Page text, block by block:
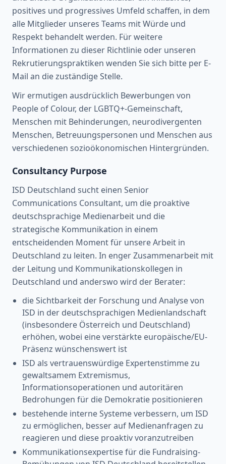
positives und progressives Umfeld schaffen, in dem
alle Mitglieder unseres Teams mit Würde und
Respekt behandelt werden. Für weitere
Informationen zu dieser Richtlinie oder unseren
Rekrutierungspraktiken wenden Sie sich bitte per E-
Mail an die zuständige Stelle.
Wir ermutigen ausdrücklich Bewerbungen von
People of Colour, der LGBTQ+-Gemeinschaft,
Menschen mit Behinderungen, neurodivergenten
Menschen, Betreuungspersonen und Menschen aus
verschiedenen sozioökonomischen Hintergründen.
Consultancy Purpose
ISD Deutschland sucht einen Senior
Communications Consultant, um die proaktive
deutschsprachige Medienarbeit und die
strategische Kommunikation in einem
entscheidenden Moment für unsere Arbeit in
Deutschland zu leiten. In enger Zusammenarbeit mit
der Leitung und Kommunikationskollegen in
Deutschland und anderswo wird der Berater:
die Sichtbarkeit der Forschung und Analyse von
ISD in der deutschsprachigen Medienlandschaft
(insbesondere Österreich und Deutschland)
erhöhen, wobei eine verstärkte europäische/EU-
Präsenz wünschenswert ist
ISD als vertrauenswürdige Expertenstimme zu
gewaltsamem Extremismus,
Informationsoperationen und autoritären
Bedrohungen für die Demokratie positionieren
bestehende interne Systeme verbessern, um ISD
zu ermöglichen, besser auf Medienanfragen zu
reagieren und diese proaktiv voranzutreiben
Kommunikationsexpertise für die Fundraising-